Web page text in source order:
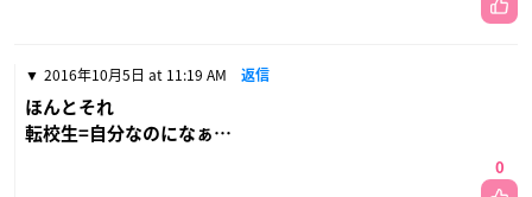
2016年10月5日 at 11:19 AM 返信
ほんとそれ
転校生=自分なのになぁ…
0